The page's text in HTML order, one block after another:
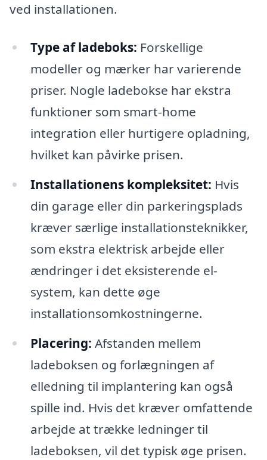
ved installationen.
Type af ladeboks: Forskellige
modeller og mærker har varierende
priser. Nogle ladebokse har ekstra
funktioner som smart-home
integration eller hurtigere opladning,
hvilket kan påvirke prisen.
Installationens kompleksitet: Hvis
din garage eller din parkeringsplads
kræver særlige installationsteknikker,
som ekstra elektrisk arbejde eller
ændringer i det eksisterende el-
system, kan dette øge
installationsomkostningerne.
Placering: Afstanden mellem
ladeboksen og forlægningen af
elledning til implantering kan også
spille ind. Hvis det kræver omfattende
arbejde at trække ledninger til
ladeboksen, vil det typisk øge prisen.